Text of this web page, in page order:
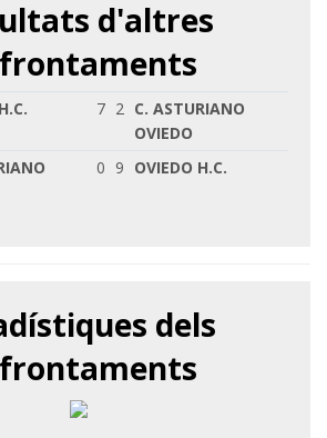
d'altres
7 2 C. ASTURIANO
OVIEDO
0 9 OVIEDO H.C.
dels